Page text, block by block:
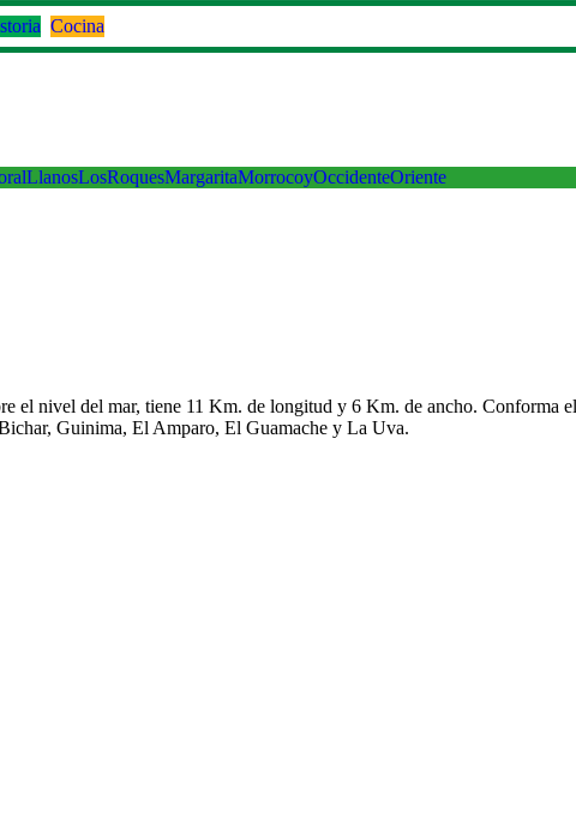
Cocina
LlanosLosRoquesMargaritaMorrocoyOccidenteOriente
el nivel del mar, tiene 11 Km. de longitud y 6 Km. de ancho.
Guinima, El Amparo, El Guamache y La Uva.